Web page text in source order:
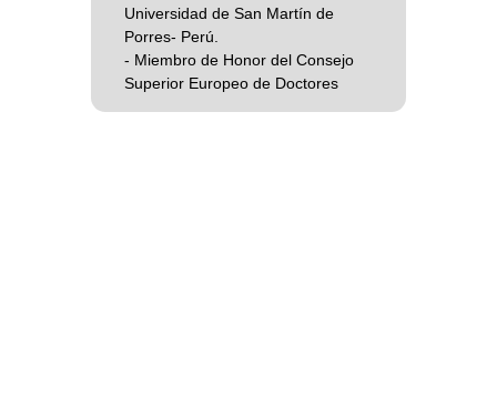
Universidad de San Martín de
Porres- Perú.
- Miembro de Honor del Consejo
Superior Europeo de Doctores